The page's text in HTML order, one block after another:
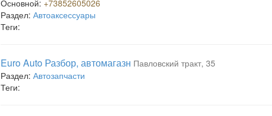
Основной: +73852605026
Раздел: Автоаксессуары
Теги:
Euro Auto Разбор, автомагазн Павловский тракт, 35
Раздел: Автозапчасти
Теги: